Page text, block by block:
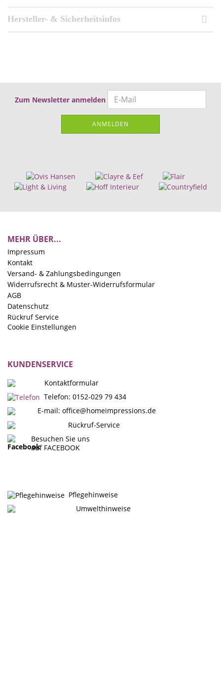
Hersteller- & Sicherheitsinfos
Zum Newsletter anmelden
ANMELDEN
MEHR ÜBER...
Impressum
Kontakt
Versand- & Zahlungsbedingungen
Widerrufsrecht & Muster-Widerrufsformular
AGB
Datenschutz
Rückruf Service
Cookie Einstellungen
KUNDENSERVICE
Kontaktformular
Telefon: 0152-029 79 434
E-mail: office@homeimpressions.de
Rückruf-Service
Besuchen Sie uns
auf FACEBOOK
Pflegehinweise
Umwelthinweise